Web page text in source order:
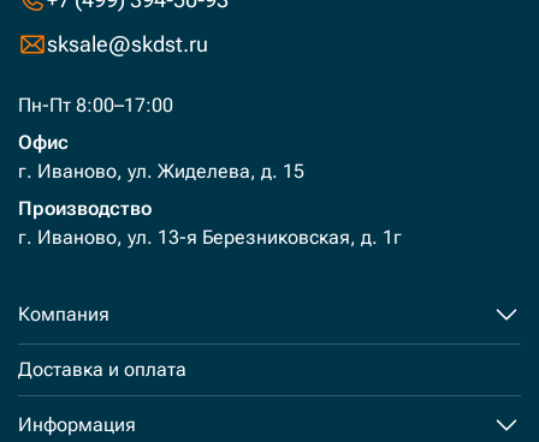
sksale@skdst.ru
Пн-Пт 8:00–17:00
Офис
г. Иваново, ул. Жиделева, д. 15
Производство
г. Иваново, ул. 13-я Березниковская, д. 1г
Компания
Доставка и оплата
Информация